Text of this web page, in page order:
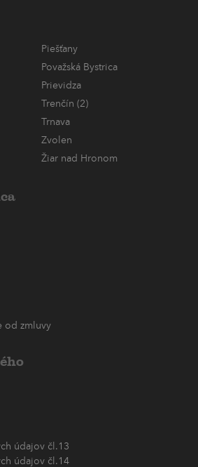
Piešťany
Považská Bystrica
Prievidza
Trenčín (2)
Trnava
Zvolen
Žiar nad Hronom
od zmluvy
údajov čl.13
údajov čl.14